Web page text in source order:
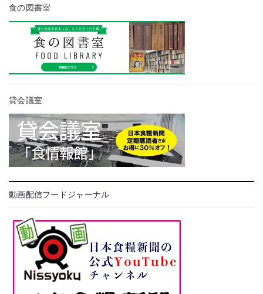
食の図書室
貸会議室
動画配信フードジャーナル